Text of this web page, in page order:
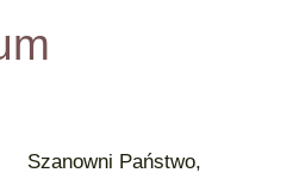
Szanowni Państwo,